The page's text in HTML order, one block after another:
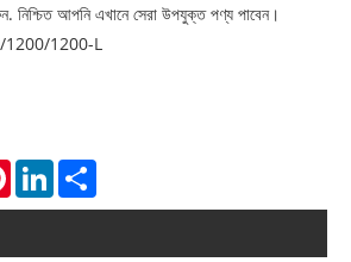
আপনি এখানে সেরা উপযুক্ত পণ্য পাবেন।
1200/1200-L
PinterestLinkedIn